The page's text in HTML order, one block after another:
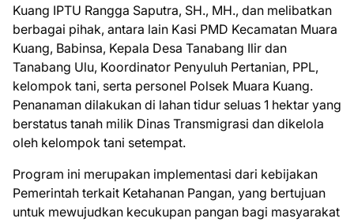
Kuang IPTU Rangga Saputra, SH., MH., dan melibatkan
berbagai pihak, antara lain Kasi PMD Kecamatan Muara
Kuang, Babinsa, Kepala Desa Tanabang Ilir dan
Tanabang Ulu, Koordinator Penyuluh Pertanian, PPL,
kelompok tani, serta personel Polsek Muara Kuang.
Penanaman dilakukan di lahan tidur seluas 1 hektar yang
berstatus tanah milik Dinas Transmigrasi dan dikelola
oleh kelompok tani setempat.
Program ini merupakan implementasi dari kebijakan
Pemerintah terkait Ketahanan Pangan, yang bertujuan
untuk mewujudkan kecukupan pangan bagi masyarakat